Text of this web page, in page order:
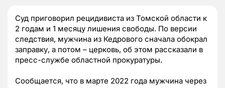
Суд приговорил рецидивиста из Томской области к
2 годам и 1 месяцу лишения свободы. По версии
следствия, мужчина из Кедрового сначала обокрал
заправку, а потом – церковь, об этом рассказали в
пресс-службе областной прокуратуры.
Сообщается, что в марте 2022 года мужчина через